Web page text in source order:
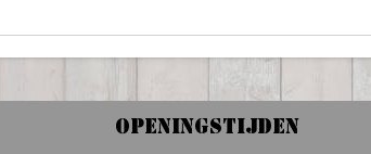
Openingstijden